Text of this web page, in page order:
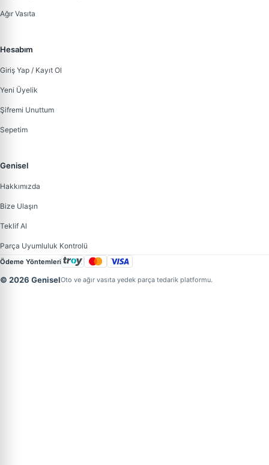
Ağır Vasıta
Hesabım
Giriş Yap / Kayıt Ol
Yeni Üyelik
Şifremi Unuttum
Sepetim
Genisel
Hakkımızda
Bize Ulaşın
Teklif Al
Parça Uyumluluk Kontrolü
Ödeme Yöntemleri
© 2026 GeniselOto ve ağır vasıta yedek parça tedarik platformu.